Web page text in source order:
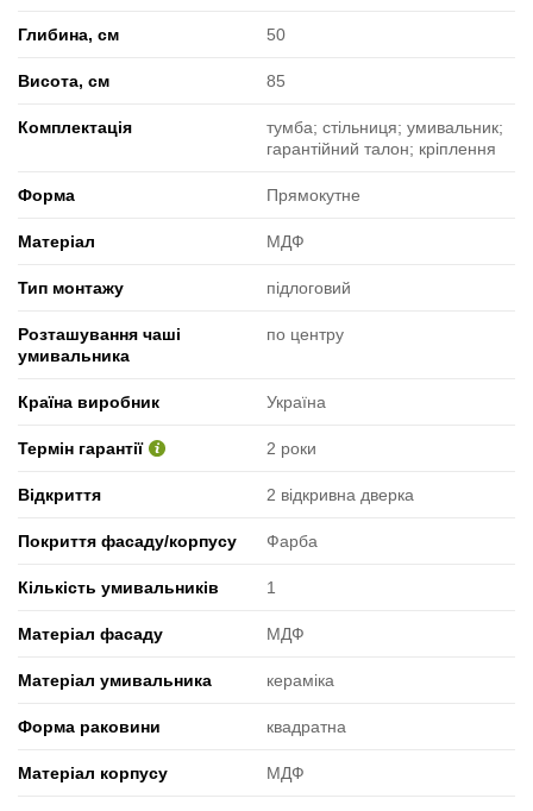
Глибина, см 50
Висота, см 85
Комплектація
тумба; стільниця; умивальник;
гарантійний талон; кріплення
Форма Прямокутне
Матеріал МДФ
Тип монтажу підлоговий
Розташування чаші
умивальника
по центру
Країна виробник Україна
Термін гарантії 2 роки
Відкриття 2 відкривна дверка
Покриття фасаду/корпусу Фарба
Кількість умивальників 1
Матеріал фасаду МДФ
Матеріал умивальника кераміка
Форма раковини квадратна
Матеріал корпусу МДФ